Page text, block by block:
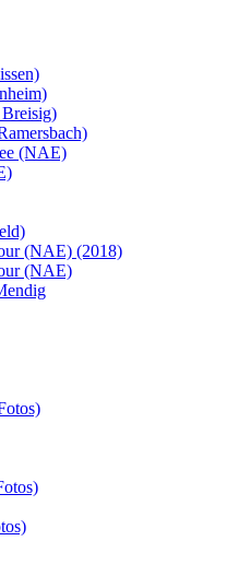
(NAE)
(NAE) (2018)
(NAE)